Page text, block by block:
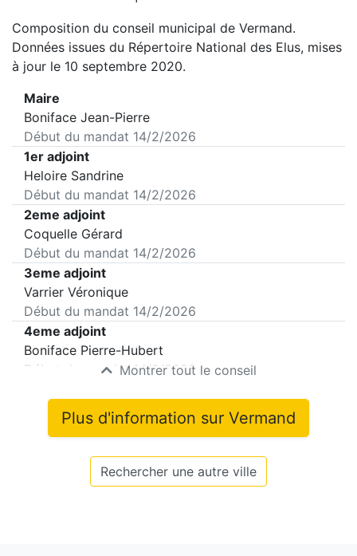
Composition du conseil municipal de Vermand.
Données issues du Répertoire National des Elus, mises
à jour le 10 septembre 2020.
Maire
Boniface Jean-Pierre
Début du mandat 14/2/2026
1er adjoint
Heloire Sandrine
Début du mandat 14/2/2026
2eme adjoint
Coquelle Gérard
Début du mandat 14/2/2026
3eme adjoint
Varrier Véronique
Début du mandat 14/2/2026
4eme adjoint
Boniface Pierre-Hubert
Début du mandat14/2/2026
Montrer tout le conseil
Plus d'information sur Vermand
Rechercher une autre ville